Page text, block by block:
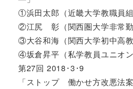
①浜田太郎（近畿大学教職員組
②江尻 彰（関西圏大学非常
③大谷和海（関西大学初中高教
④坂倉昇平（私学教員ユニオン
第27回 2018･3･9
「ストップ 働かせ方改悪法案